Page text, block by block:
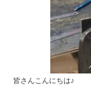
皆さんこんにちは♪